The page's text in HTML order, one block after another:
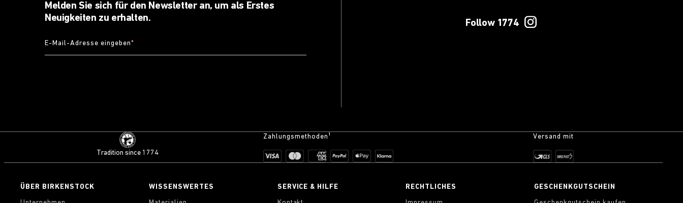
Melden Sie sich für den Newsletter an, um als Erstes
Neuigkeiten zu erhalten.
E-Mail-Adresse eingeben*
Follow 1774
Tradition since 1774
Zahlungsmethoden¹ Versand mit
ÜBER BIRKENSTOCK WISSENSWERTES SERVICE & HILFE RECHTLICHES GESCHENKGUTSCHEIN